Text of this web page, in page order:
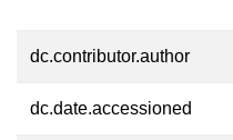
dc.contributor.author
dc.date.accessioned